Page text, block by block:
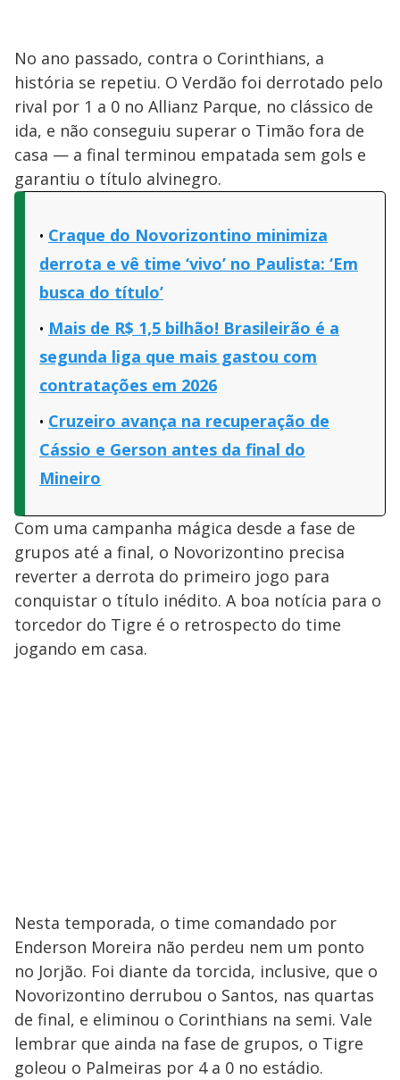
No ano passado, contra o Corinthians, a
história se repetiu. O Verdão foi derrotado pelo
rival por 1 a 0 no Allianz Parque, no clássico de
ida, e não conseguiu superar o Timão fora de
casa — a final terminou empatada sem gols e
garantiu o título alvinegro.
Craque do Novorizontino minimiza
derrota e vê time ‘vivo’ no Paulista: ‘Em
busca do título’
Mais de R$ 1,5 bilhão! Brasileirão é a
segunda liga que mais gastou com
contratações em 2026
Cruzeiro avança na recuperação de
Cássio e Gerson antes da final do
Mineiro
Com uma campanha mágica desde a fase de
grupos até a final, o Novorizontino precisa
reverter a derrota do primeiro jogo para
conquistar o título inédito. A boa notícia para o
torcedor do Tigre é o retrospecto do time
jogando em casa.
Nesta temporada, o time comandado por
Enderson Moreira não perdeu nem um ponto
no Jorjão. Foi diante da torcida, inclusive, que o
Novorizontino derrubou o Santos, nas quartas
de final, e eliminou o Corinthians na semi. Vale
lembrar que ainda na fase de grupos, o Tigre
goleou o Palmeiras por 4 a 0 no estádio.